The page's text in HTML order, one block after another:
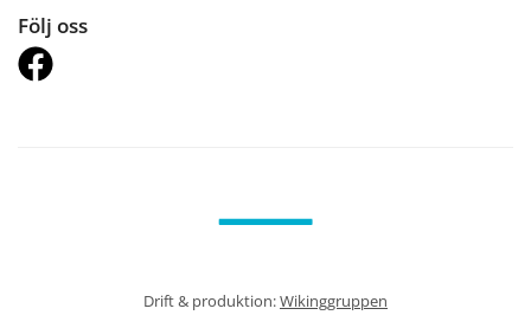
Följ oss
Drift & produktion:Wikinggruppen